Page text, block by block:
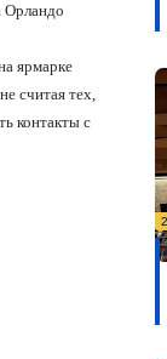
Орландо
ярмарке
считая тех,
контакты с